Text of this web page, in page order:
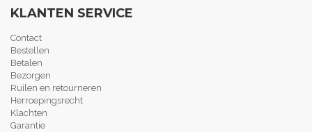
KLANTEN SERVICE
Contact
Bestellen
Betalen
Bezorgen
Ruilen en retourneren
Herroepingsrecht
Klachten
Garantie